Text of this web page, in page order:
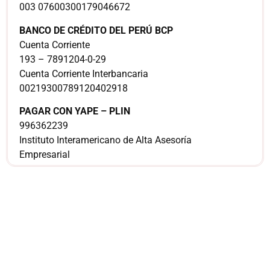
003 07600300179046672
BANCO DE CRÉDITO DEL PERÚ BCP
Cuenta Corriente
193 – 7891204-0-29
Cuenta Corriente Interbancaria
00219300789120402918
PAGAR CON YAPE – PLIN
996362239
Instituto Interamericano de Alta Asesoría
Empresarial